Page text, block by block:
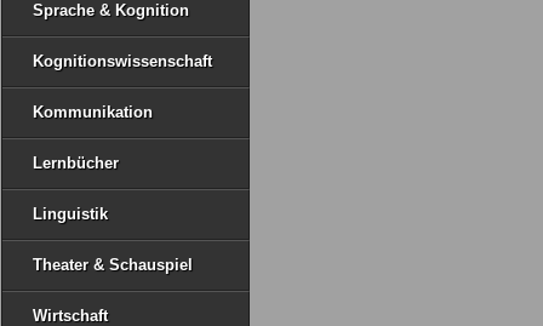
Sprache & Kognition
Kognitionswissenschaft
Kommunikation
Lernbücher
Linguistik
Theater & Schauspiel
Wirtschaft